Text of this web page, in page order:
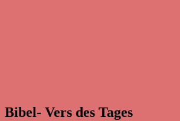
Bibel- Vers des Tages